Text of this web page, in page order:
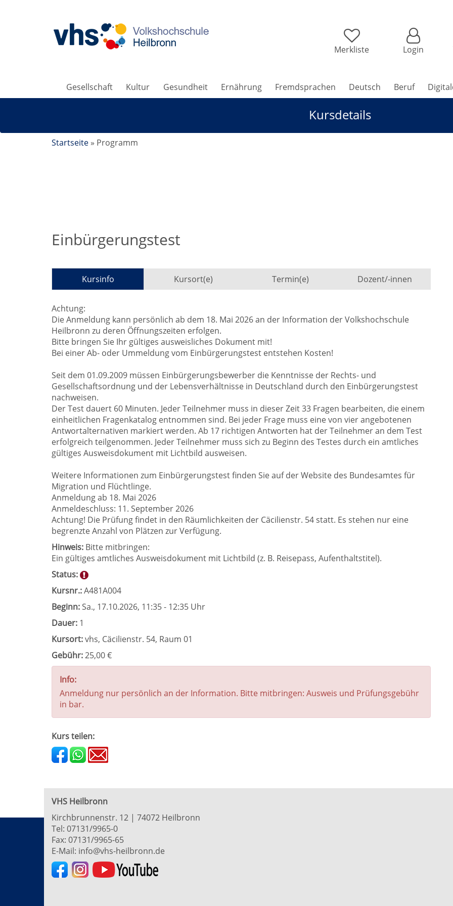
Merkliste Login
Gesellschaft Kultur Gesundheit Ernährung Fremdsprachen Deutsch Beruf
Kursdetails
Startseite » Programm
Einbürgerungstest
Kursinfo Kursort(e) Termin(e) Dozent/-innen
Achtung:
Die Anmeldung kann persönlich ab dem 18. Mai 2026 an der Information der Volkshochschule
Heilbronn zu deren Öffnungszeiten erfolgen.
Bitte bringen Sie Ihr gültiges ausweisliches Dokument mit!
Bei einer Ab- oder Ummeldung vom Einbürgerungstest entstehen Kosten!
Seit dem 01.09.2009 müssen Einbürgerungsbewerber die Kenntnisse der Rechts- und
Gesellschaftsordnung und der Lebensverhältnisse in Deutschland durch den Einbürgerungstest
nachweisen.
Der Test dauert 60 Minuten. Jeder Teilnehmer muss in dieser Zeit 33 Fragen bearbeiten, die einem
einheitlichen Fragenkatalog entnommen sind. Bei jeder Frage muss eine von vier angebotenen
Antwortalternativen markiert werden. Ab 17 richtigen Antworten hat der Teilnehmer an dem Test
erfolgreich teilgenommen. Jeder Teilnehmer muss sich zu Beginn des Testes durch ein amtliches
gültiges Ausweisdokument mit Lichtbild ausweisen.
Weitere Informationen zum Einbürgerungstest finden Sie auf der Website des Bundesamtes für
Migration und Flüchtlinge.
Anmeldung ab 18. Mai 2026
Anmeldeschluss: 11. September 2026
Achtung! Die Prüfung findet in den Räumlichkeiten der Cäcilienstr. 54 statt. Es stehen nur eine
begrenzte Anzahl von Plätzen zur Verfügung.
Hinweis: Bitte mitbringen:
Ein gültiges amtliches Ausweisdokument mit Lichtbild (z. B. Reisepass, Aufenthaltstitel).
Status:
Kursnr.:A481A004
Beginn:Sa., 17.10.2026, 11:35 - 12:35 Uhr
Dauer: 1
Kursort:vhs, Cäcilienstr. 54, Raum 01
Gebühr:25,00 €
Info:
Anmeldung nur persönlich an der Information. Bitte mitbringen: Ausweis und Prüfungsgebühr
in bar.
Kurs teilen:
VHS Heilbronn
Kirchbrunnenstr. 12 | 74072 Heilbronn
Tel: 07131/9965-0
Fax: 07131/9965-65
E-Mail: info@vhs-heilbronn.de